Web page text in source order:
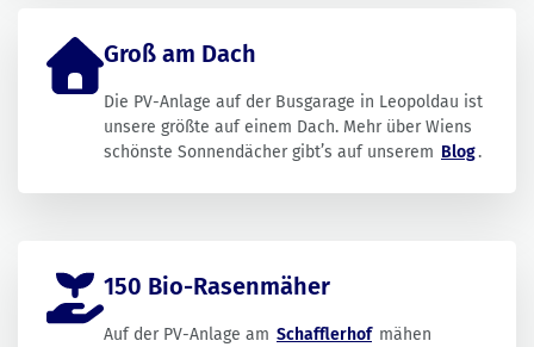
Groß am Dach
Die PV-Anlage auf der Busgarage in Leopoldau ist
unsere größte auf einem Dach. Mehr über Wiens
schönste Sonnendächer gibt’s auf unserem Blog.
150 Bio-Rasenmäher
Auf der PV-Anlage am Schafflerhof mähen